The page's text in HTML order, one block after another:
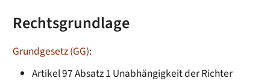
Rechtsgrundlage
Grundgesetz (GG):
Artikel 97 Absatz 1 Unabhängigkeit der Richter